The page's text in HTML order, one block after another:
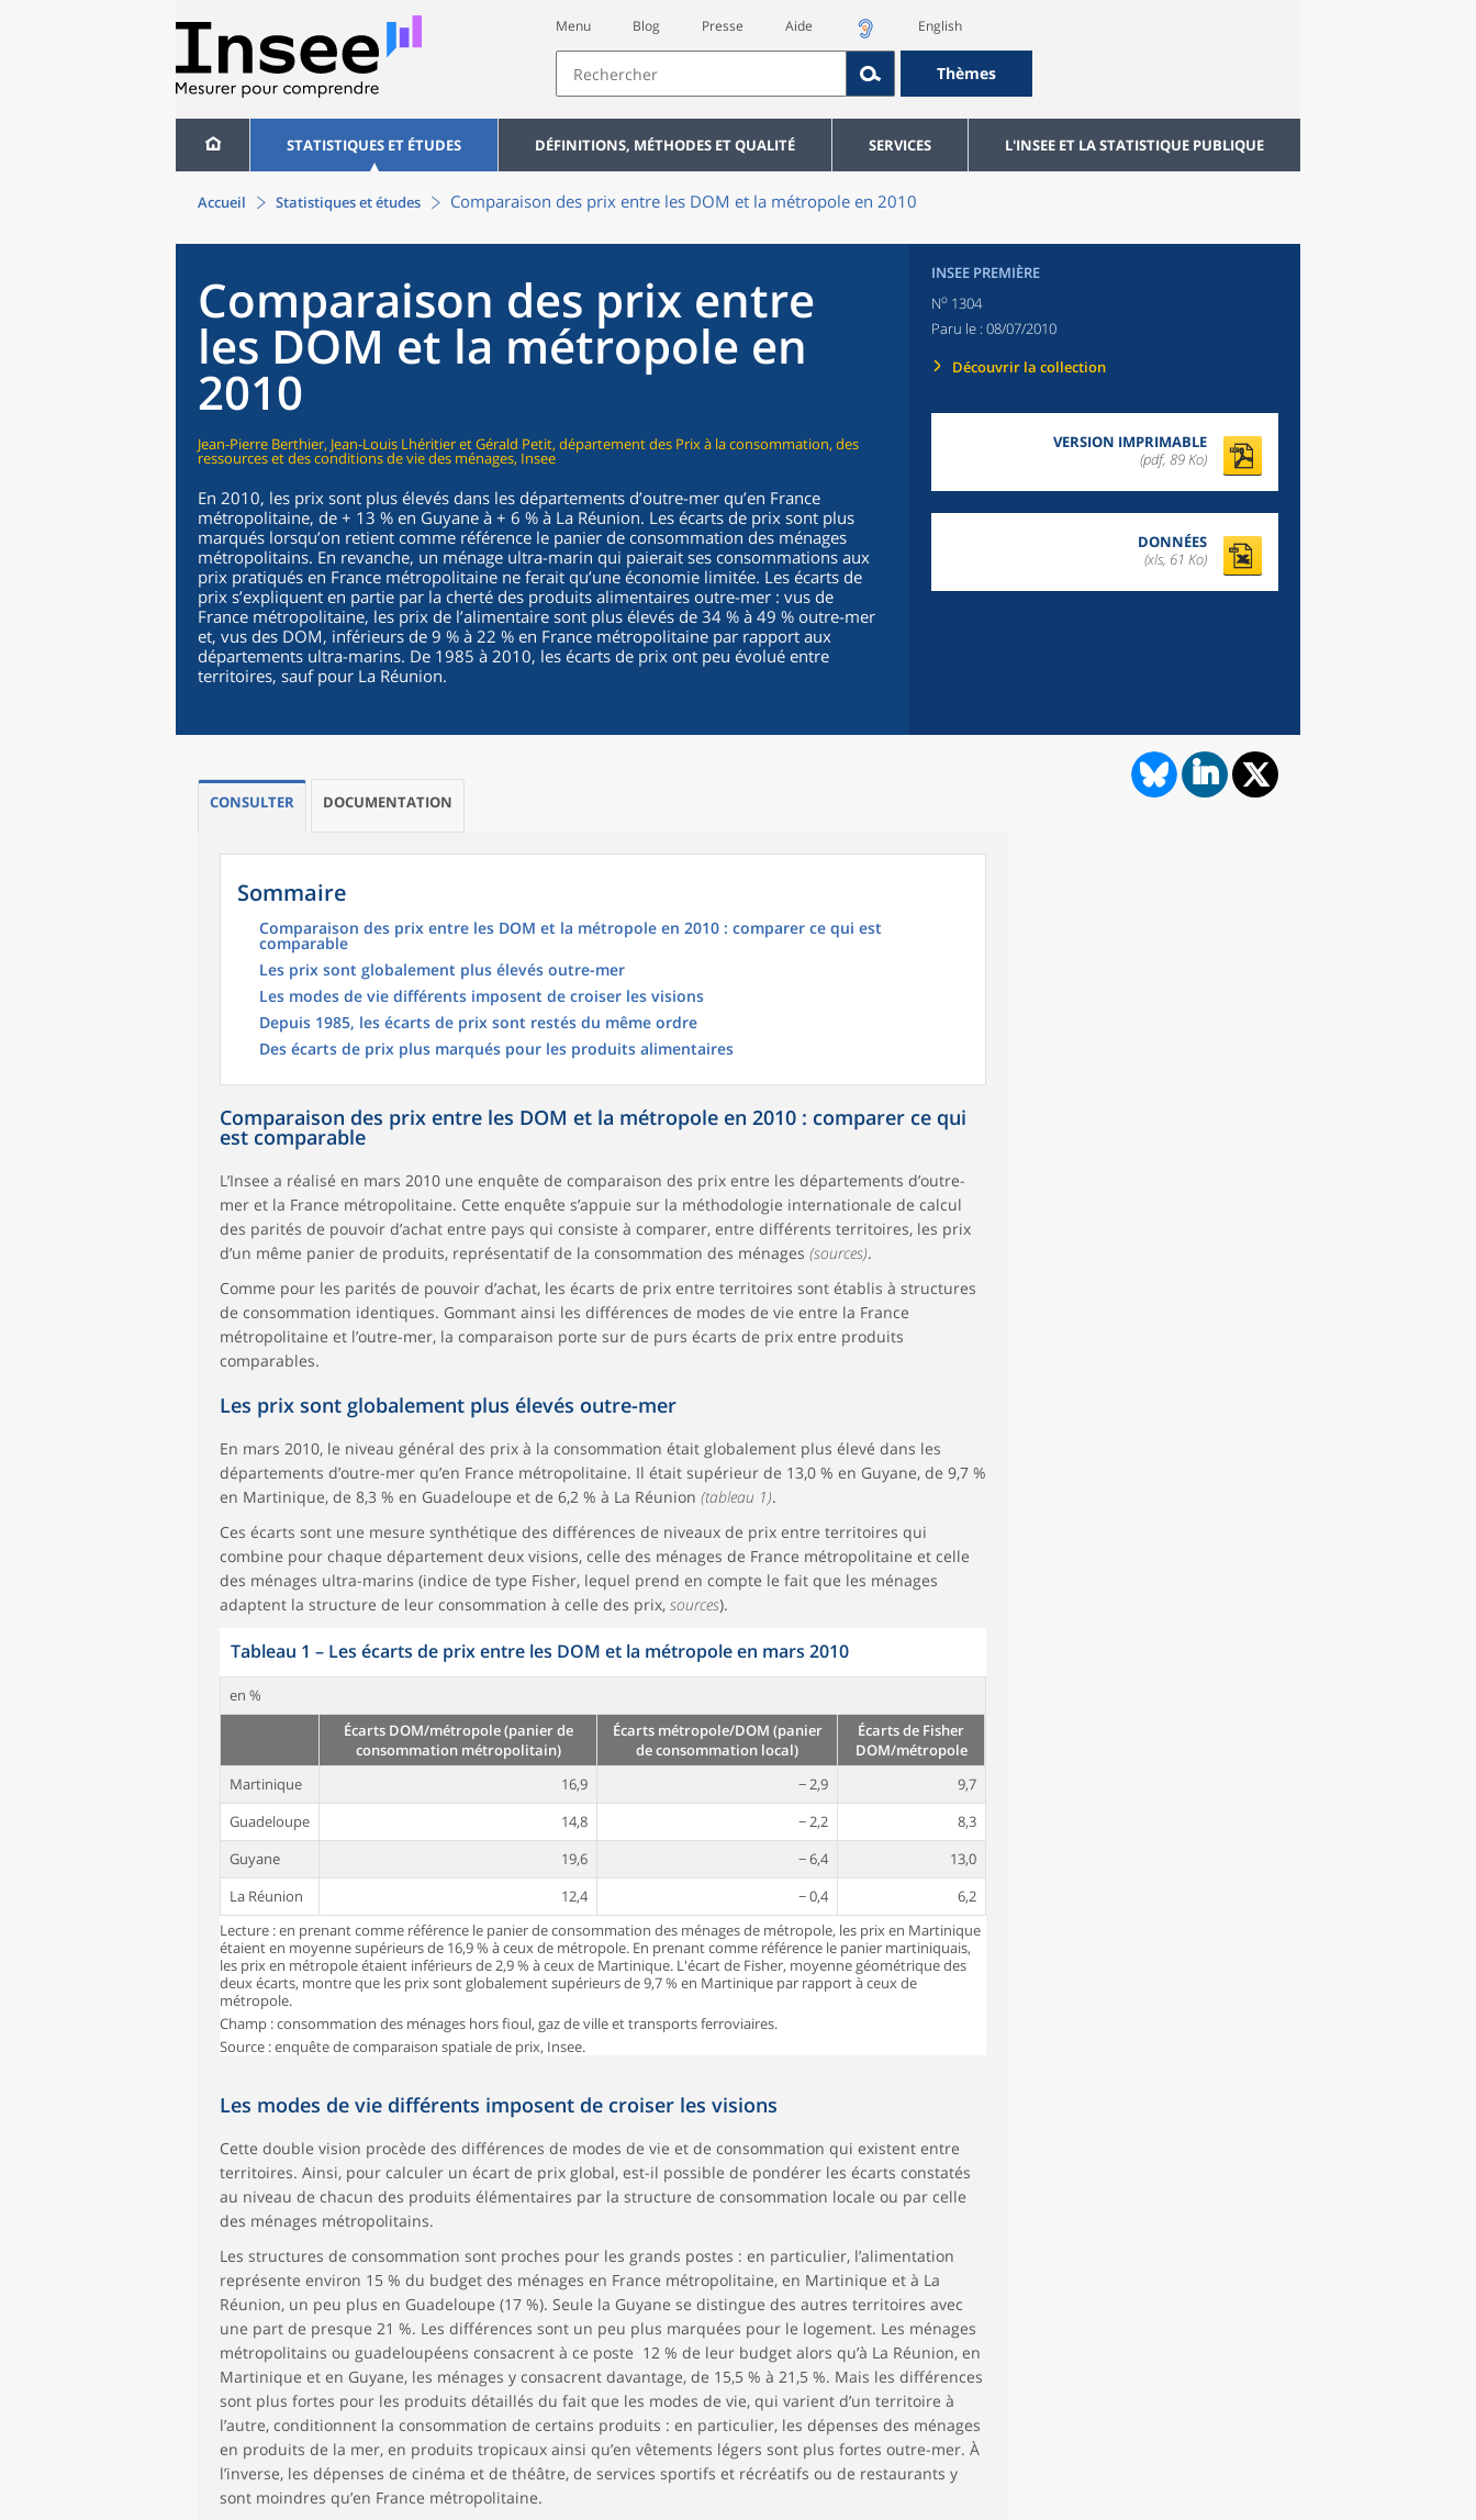
Menu Blog Presse Aide English
Thèmes
STATISTIQUES ET ÉTUDES DÉFINITIONS, MÉTHODES ET QUALITÉ SERVICES L'INSEE ET LA STATISTIQUE PUBLIQUE
Accueil Statistiques et études Comparaison des prix entre les DOM et la métropole en 2010
Comparaison des prix entre
les DOM et la métropole en
2010
Jean-Pierre Berthier, Jean-Louis Lhéritier et Gérald Petit, département des Prix à la consommation, des
ressources et des conditions de vie des ménages, Insee
En 2010, les prix sont plus élevés dans les départements d’outre-mer qu’en France
métropolitaine, de + 13 % en Guyane à + 6 % à La Réunion. Les écarts de prix sont plus
marqués lorsqu’on retient comme référence le panier de consommation des ménages
métropolitains. En revanche, un ménage ultra-marin qui paierait ses consommations aux
prix pratiqués en France métropolitaine ne ferait qu’une économie limitée. Les écarts de
prix s’expliquent en partie par la cherté des produits alimentaires outre-mer : vus de
France métropolitaine, les prix de l’alimentaire sont plus élevés de 34 % à 49 % outre-mer
et, vus des DOM, inférieurs de 9 % à 22 % en France métropolitaine par rapport aux
départements ultra-marins. De 1985 à 2010, les écarts de prix ont peu évolué entre
territoires, sauf pour La Réunion.
INSEE PREMIÈRE
No 1304
Paru le : 08/07/2010
Découvrir la collection
VERSION IMPRIMABLE
(pdf, 89 Ko)
DONNÉES
(xls, 61 Ko)
CONSULTER DOCUMENTATION
Sommaire
Comparaison des prix entre les DOM et la métropole en 2010 : comparer ce qui est
comparable
Les prix sont globalement plus élevés outre-mer
Les modes de vie différents imposent de croiser les visions
Depuis 1985, les écarts de prix sont restés du même ordre
Des écarts de prix plus marqués pour les produits alimentaires
Comparaison des prix entre les DOM et la métropole en 2010 : comparer ce qui
est comparable
L’Insee a réalisé en mars 2010 une enquête de comparaison des prix entre les départements d’outre-
mer et la France métropolitaine. Cette enquête s’appuie sur la méthodologie internationale de calcul
des parités de pouvoir d’achat entre pays qui consiste à comparer, entre différents territoires, les prix
d’un même panier de produits, représentatif de la consommation des ménages (sources).
Comme pour les parités de pouvoir d’achat, les écarts de prix entre territoires sont établis à structures
de consommation identiques. Gommant ainsi les différences de modes de vie entre la France
métropolitaine et l’outre-mer, la comparaison porte sur de purs écarts de prix entre produits
comparables.
Les prix sont globalement plus élevés outre-mer
En mars 2010, le niveau général des prix à la consommation était globalement plus élevé dans les
départements d’outre-mer qu’en France métropolitaine. Il était supérieur de 13,0 % en Guyane, de 9,7 %
en Martinique, de 8,3 % en Guadeloupe et de 6,2 % à La Réunion (tableau 1).
Ces écarts sont une mesure synthétique des différences de niveaux de prix entre territoires qui
combine pour chaque département deux visions, celle des ménages de France métropolitaine et celle
des ménages ultra-marins (indice de type Fisher, lequel prend en compte le fait que les ménages
adaptent la structure de leur consommation à celle des prix, sources).
Tableau 1 – Les écarts de prix entre les DOM et la métropole en mars 2010
en %
Écarts DOM/métropole (panier de
consommation métropolitain)
Écarts métropole/DOM (panier
de consommation local)
Écarts de Fisher
DOM/métropole
Martinique
16,9 − 2,9
9,7
Guadeloupe
14,8 − 2,2
8,3
Guyane
19,6 − 6,4
13,0
La Réunion
12,4 − 0,4
6,2
Lecture : en prenant comme référence le panier de consommation des ménages de métropole, les prix en Martinique
étaient en moyenne supérieurs de 16,9 % à ceux de métropole. En prenant comme référence le panier martiniquais,
les prix en métropole étaient inférieurs de 2,9 % à ceux de Martinique. L'écart de Fisher, moyenne géométrique des
deux écarts, montre que les prix sont globalement supérieurs de 9,7 % en Martinique par rapport à ceux de
métropole.
Champ : consommation des ménages hors fioul, gaz de ville et transports ferroviaires.
Source : enquête de comparaison spatiale de prix, Insee.
Les modes de vie différents imposent de croiser les visions
Cette double vision procède des différences de modes de vie et de consommation qui existent entre
territoires. Ainsi, pour calculer un écart de prix global, est-il possible de pondérer les écarts constatés
au niveau de chacun des produits élémentaires par la structure de consommation locale ou par celle
des ménages métropolitains.
Les structures de consommation sont proches pour les grands postes : en particulier, l’alimentation
représente environ 15 % du budget des ménages en France métropolitaine, en Martinique et à La
Réunion, un peu plus en Guadeloupe (17 %). Seule la Guyane se distingue des autres territoires avec
une part de presque 21 %. Les différences sont un peu plus marquées pour le logement. Les ménages
métropolitains ou guadeloupéens consacrent à ce poste 12 % de leur budget alors qu’à La Réunion, en
Martinique et en Guyane, les ménages y consacrent davantage, de 15,5 % à 21,5 %. Mais les différences
sont plus fortes pour les produits détaillés du fait que les modes de vie, qui varient d’un territoire à
l’autre, conditionnent la consommation de certains produits : en particulier, les dépenses des ménages
en produits de la mer, en produits tropicaux ainsi qu’en vêtements légers sont plus fortes outre-mer. À
l’inverse, les dépenses de cinéma et de théâtre, de services sportifs et récréatifs ou de restaurants y
sont moindres qu’en France métropolitaine.